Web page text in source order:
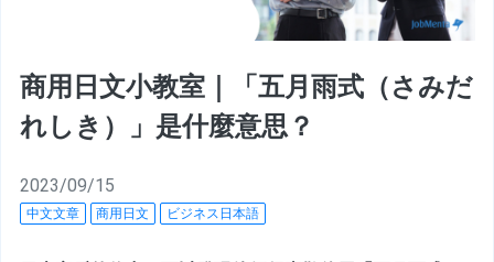
商用日文小教室｜「五月雨式（さみだ
れしき）」是什麼意思？
2023/09/15
中文文章 商用日文 ビジネス日本語